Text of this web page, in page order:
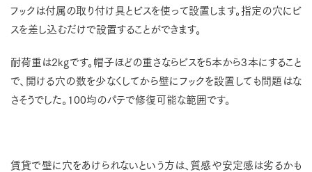
フックは付属の取り付け具とビスを使って設置します。指定の穴にビ
スを差し込むだけで設置することができます。
耐荷重は2kgです。帽子ほどの重さならビスを5本から3本にすること
で、開ける穴の数を少なくしてから壁にフックを設置しても問題はな
さそうでした。100均のパテで修復可能な範囲です。
賃貸で壁に穴をあけられないという方は、質感や安定感は劣るかも